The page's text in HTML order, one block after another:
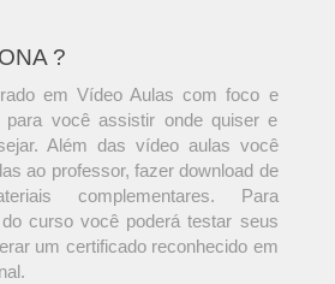
?
em Vídeo Aulas com foco e
para você assistir onde quiser e
Além das vídeo aulas você
ao professor, fazer download de
complementares. Para
curso você poderá testar seus
um certificado reconhecido em